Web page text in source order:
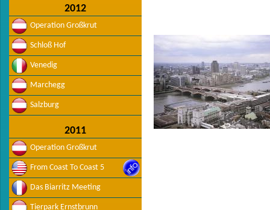
2012
Operation Großkrut
Schloß Hof
Venedig
Marchegg
Salzburg
2011
Operation Großkrut
From Coast To Coast 5
Das Biarritz Meeting
Tierpark Ernstbrunn